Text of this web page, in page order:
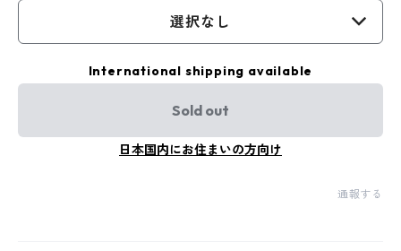
選択なし
International shipping available
Sold out
日本国内にお住まいの方向け
通報する